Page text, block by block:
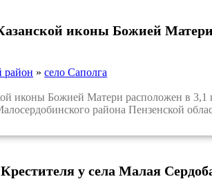
иконы Божией
район »село Саполга
иконы Божией Матери расположен в 3,1
района Пензенской
у села Малая